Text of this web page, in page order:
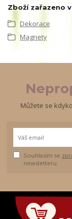
Zboží zařazeno
Dekorace
Magnety
Můžete se
Souhlasím se
newsletteru.